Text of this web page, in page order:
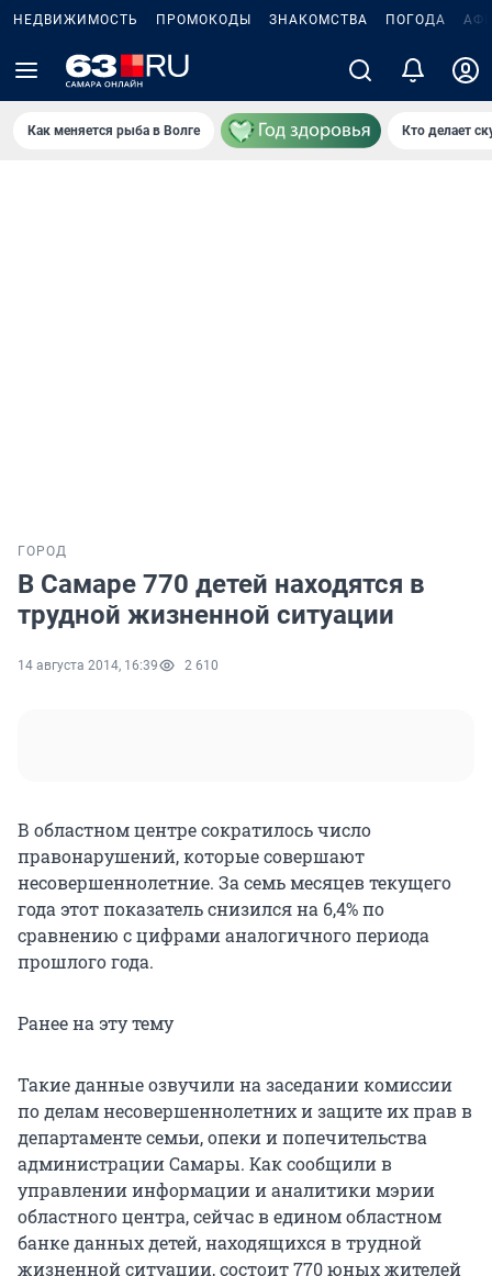
НЕДВИЖИМОСТЬ ПРОМОКОДЫ ЗНАКОМСТВА ПОГОДА
Как меняется рыба в Волге Кто делает
ГОРОД
В Самаре 770 детей находятся в
трудной жизненной ситуации
14 августа 2014, 16:39 2 610
В областном центре сократилось число
правонарушений, которые совершают
несовершеннолетние. За семь месяцев текущего
года этот показатель снизился на 6,4% по
сравнению с цифрами аналогичного периода
прошлого года.
Ранее на эту тему
Такие данные озвучили на заседании комиссии
по делам несовершеннолетних и защите их прав в
департаменте семьи, опеки и попечительства
администрации Самары. Как сообщили в
управлении информации и аналитики мэрии
областного центра, сейчас в едином областном
банке данных детей, находящихся в трудной
жизненной ситуации, состоит 770 юных жителей